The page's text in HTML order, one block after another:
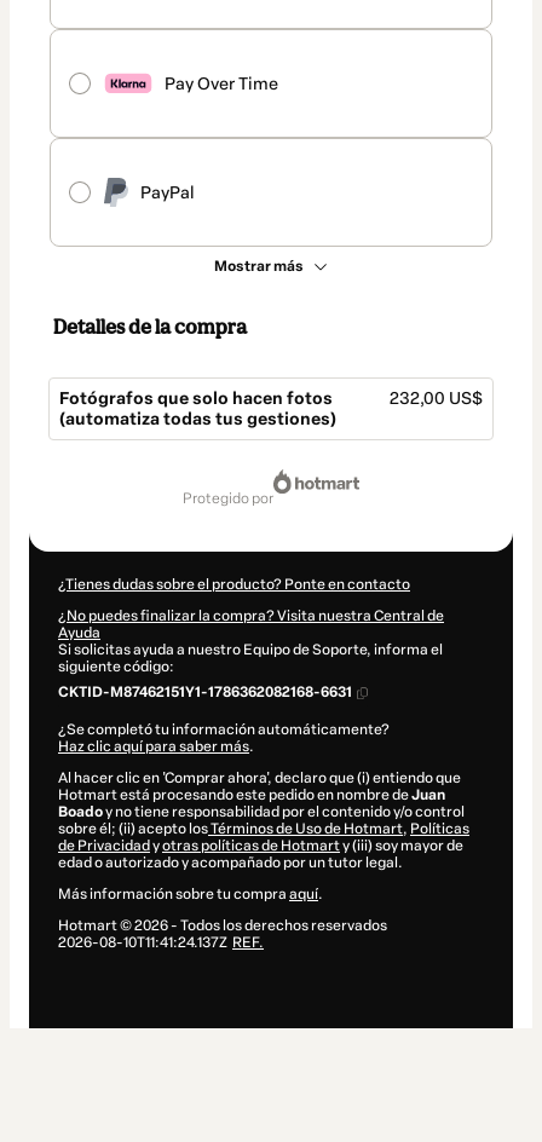
Pay Over Time
PayPal
Mostrar más
Detalles de la compra
Fotógrafos que solo hacen fotos
(automatiza todas tus gestiones)
232,00 US$
protegido por
¿Tienes dudas sobre el producto? Ponte en contacto
¿No puedes finalizar la compra? Visita nuestra Central de
Ayuda
Si solicitas ayuda a nuestro Equipo de Soporte, informa el
siguiente código:
CKTID-M87462151Y1-1786362082168-6631
¿Se completó tu información automáticamente?
Haz clic aquí para saber más.
Al hacer clic en 'Comprar ahora', declaro que (i) entiendo que
Hotmart está procesando este pedido en nombre deJuan
Boadoy no tiene responsabilidad por el contenido y/o control
sobre él; (ii) acepto losTérminos de Uso de Hotmart, Políticas
de Privacidad yotras políticas de Hotmarty (iii) soy mayor de
edad o autorizado y acompañado por un tutor legal.
Más información sobre tu compra aquí.
Hotmart ©2026- Todos los derechos reservados
2026-08-10T11:41:24.137Z REF.